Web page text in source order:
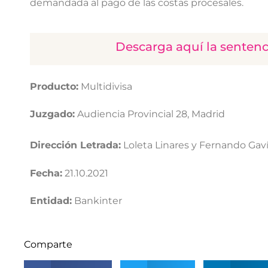
demandada al pago de las costas procesales.
Descarga aquí la
Producto: Multidivisa
Juzgado: Audiencia Provincial 28, Madrid
Dirección Letrada: Loleta Linares y Fernando
Fecha: 21.10.2021
Entidad: Bankinter
Comparte